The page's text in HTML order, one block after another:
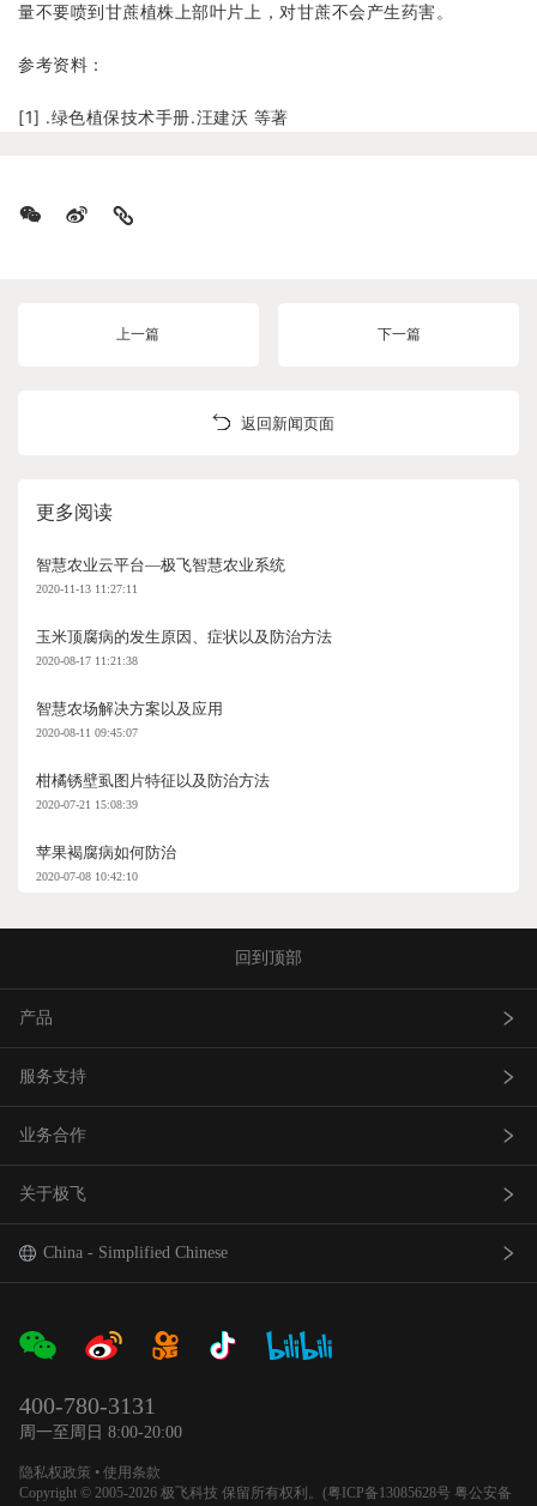
量不要喷到甘蔗植株上部叶片上，对甘蔗不会产生药害。
参考资料：
[1] .绿色植保技术手册.汪建沃 等著
上一篇 下一篇
返回新闻页面
更多阅读
智慧农业云平台—极飞智慧农业系统
2020-11-13 11:27:11
玉米顶腐病的发生原因、症状以及防治方法
2020-08-17 11:21:38
智慧农场解决方案以及应用
2020-08-11 09:45:07
柑橘锈壁虱图片特征以及防治方法
2020-07-21 15:08:39
苹果褐腐病如何防治
2020-07-08 10:42:10
回到顶部
产品
农业无人飞机
农业无人车
农机自驾仪
巡田无人飞机
农业机器人
服务支持
极飞服务
极飞学园
证书查询
业务合作
查找网点(资质验证）
成为渠道合作伙伴
关于极飞
我是极⻜
官方活动
加入我们
China - Simplified Chinese
日本 - 日本語
400-780-3131
周一至周日 8:00-20:00
隐私权政策 • 使用条款
Copyright © 2005-2026 极飞科技 保留所有权利。(粤ICP备13085628号 粤公安备